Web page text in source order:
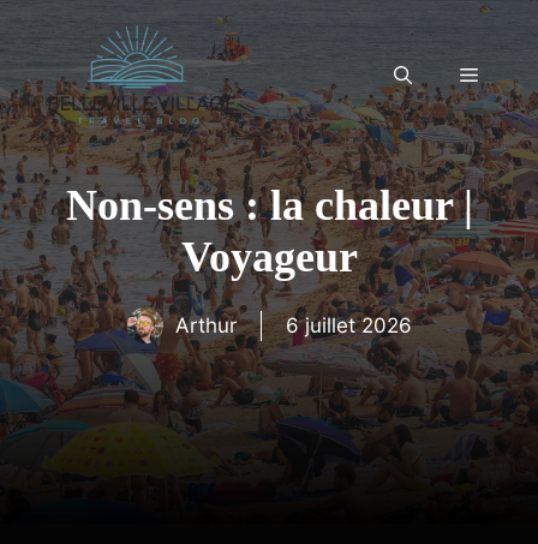
au
contenu
Menu
Non-sens : la chaleur |
Voyageur
Arthur 6 juillet 2026